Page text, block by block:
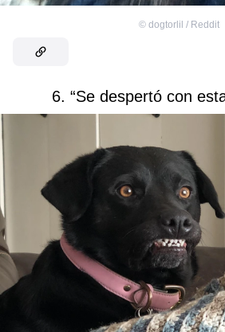
© dogtorlil / Reddit
6. “Se despertó con